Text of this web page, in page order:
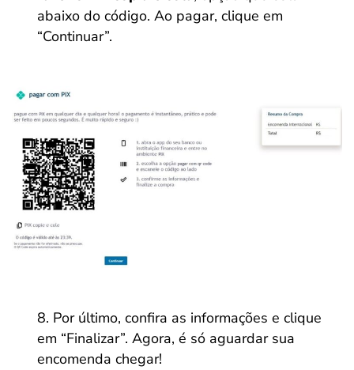
abaixo do código. Ao pagar, clique em
“Continuar”.
Por último, confira as informações e clique
em “Finalizar”. Agora, é só aguardar sua
encomenda chegar!